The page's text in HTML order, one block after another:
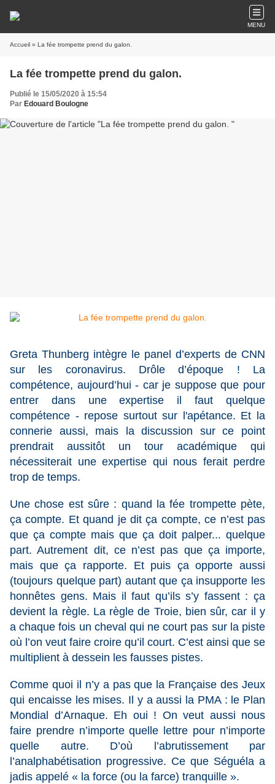
MENU
Accueil » La fée trompette prend du galon.
La fée trompette prend du galon.
Publié le 15/05/2020 à 15:54
Par Edouard Boulogne
Greta Thunberg intègre le panel d’experts de CNN
sur les coronavirus. Drôle d’époque ! La
compétence, aujourd’hui - car je suppose que pour
entrer dans une expertise il faut quelque
compétence - repose surtout sur l'apétance. Et la
connerie aussi, mais la discussion sur ce point
prendrait aussitôt un tour académique qui
nécessiterait une expertise qui nous ferait perdre
trop de temps.
Une chose est sûre : quand la fée trompette pète,
ça compte. Et quand je dit ça compte, ce n’est pas
que ça compte mais que ça doit palper... quelque
part. Autrement dit, ce n’est pas que ça importe,
mais que ça rapporte. Et puis ça opporte aussi
(toujours quelque part) autant que ça insupporte les
honnêtes gens. Mais il faut qu’ils s’y fassent : ça
devient la règle. La règle de Troie, bien sûr, car il y
a chaque fois un cheval qui ne court pas sur la piste
où l’on veut faire croire qu’il court. C’est ainsi que se
multiplient à dessein les fausses pistes.
Comme quoi il n’y a pas que la Française des Jeux
qui encaisse les mises. Il y a aussi la PMA : le Plan
Mondial d’Arnaque. Eh oui ! On veut aussi nous
faire prendre n’importe quelle lettre pour n’importe
quelle autre. D’où l’abrutissement par
l’analphabétisation progressive. Ce que Séguéla a
jadis appelé « la force (ou la farce) tranquille ».